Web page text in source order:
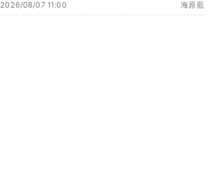
海原藍
2026/08/07 11:00